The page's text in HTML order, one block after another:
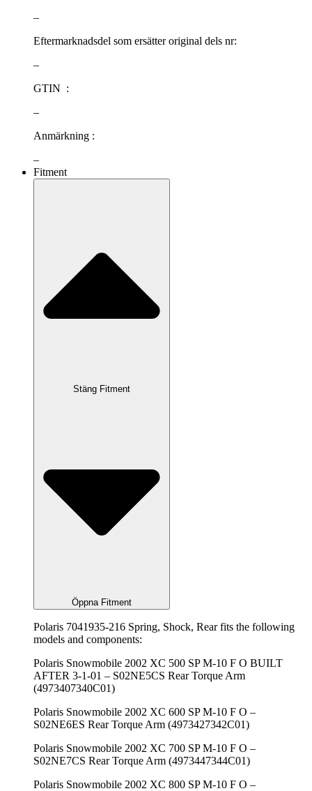
–
Eftermarknadsdel som ersätter original dels nr:
–
GTIN :
–
Anmärkning :
–
Fitment
Stäng Fitment
Öppna Fitment
Polaris 7041935-216 Spring, Shock, Rear fits the following
models and components:
Polaris Snowmobile 2002 XC 500 SP M-10 F O BUILT
AFTER 3-1-01 – S02NE5CS Rear Torque Arm
(4973407340C01)
Polaris Snowmobile 2002 XC 600 SP M-10 F O –
S02NE6ES Rear Torque Arm (4973427342C01)
Polaris Snowmobile 2002 XC 700 SP M-10 F O –
S02NE7CS Rear Torque Arm (4973447344C01)
Polaris Snowmobile 2002 XC 800 SP M-10 F O –